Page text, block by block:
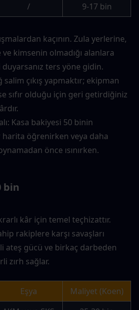
/ 9-17 bin
kaçının. Zula yerlerine,
kimsenin olmadığı alanlara
duyarsanız ters yöne gidin.
salim çıkış yapmaktır; ekipman
sıfır olduğu için geri getirdiğiniz
Kasa bakiyesi 50 binin
harita öğrenirken veya daha
önce ısınırken.
bin
kâr için temel teçhizattır.
rakiplere karşı savaşları
ateş gücü ve birkaç darbeden
zırh sağlar.
Eşya
Maliyet (Koen)